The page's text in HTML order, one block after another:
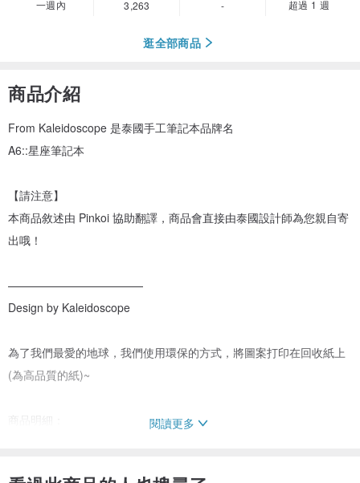
一週內
3,263
-
超過 1 週
逛全部商品
商品介紹
From Kaleidoscope 是泰國手工筆記本品牌名
A6::星座筆記本
【請注意】
本商品敘述由 Pinkoi 協助翻譯，商品會直接由泰國設計師為您親自寄
出哦！
————————————
Design by Kaleidoscope
為了我們最愛的地球，我們使用環保的方式，將圖案打印在回收紙上
(為高品質的紙)~
商品明細： 閱讀更多